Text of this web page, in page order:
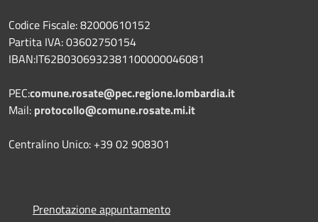
Codice Fiscale: 82000610152
Partita IVA: 03602750154
IBAN:IT62B0306932381100000046081
PEC:comune.rosate@pec.regione.lombardia.it
Mail: protocollo@comune.rosate.mi.it
Centralino Unico: +39 02 908301
Prenotazione appuntamento